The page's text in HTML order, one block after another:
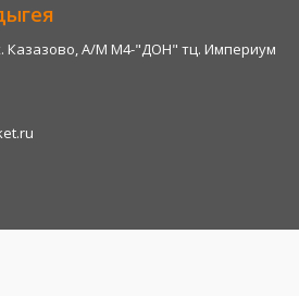
Казазово, А/М М4-"ДОН" тц. Империум